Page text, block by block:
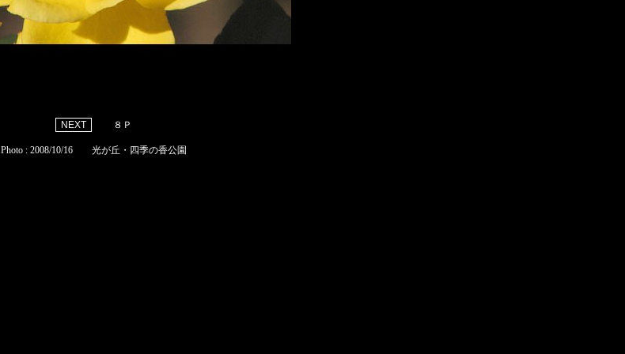
８Ｐ
Photo : 2008/10/16 光が丘・四季の香公園